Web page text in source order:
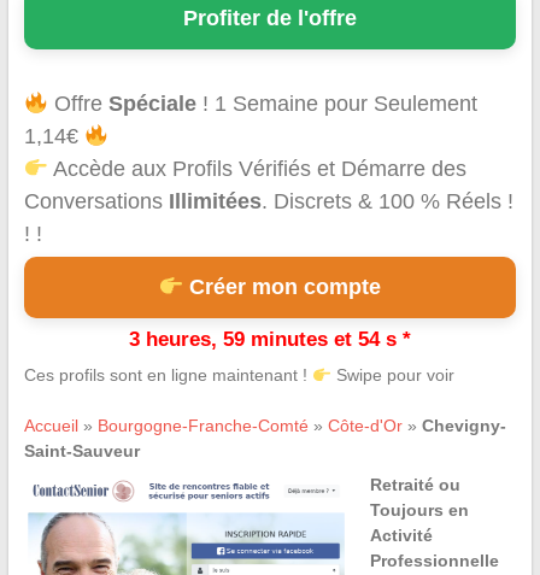
Profiter de l'offre
OffreSpéciale ! 1 Semaine pour Seulement
1,14€
Accède aux Profils Vérifiés et Démarre des
Conversations Illimitées. Discrets & 100 % Réels !
! !
Créer mon compte
3 heures, 59 minutes et 54 s *
Ces profils sont en ligne maintenant ! Swipe pour voir
Accueil» Bourgogne-Franche-Comté » Côte-d'Or» Chevigny-
Saint-Sauveur
Retraité ou
Toujours en
Activité
Professionnelle